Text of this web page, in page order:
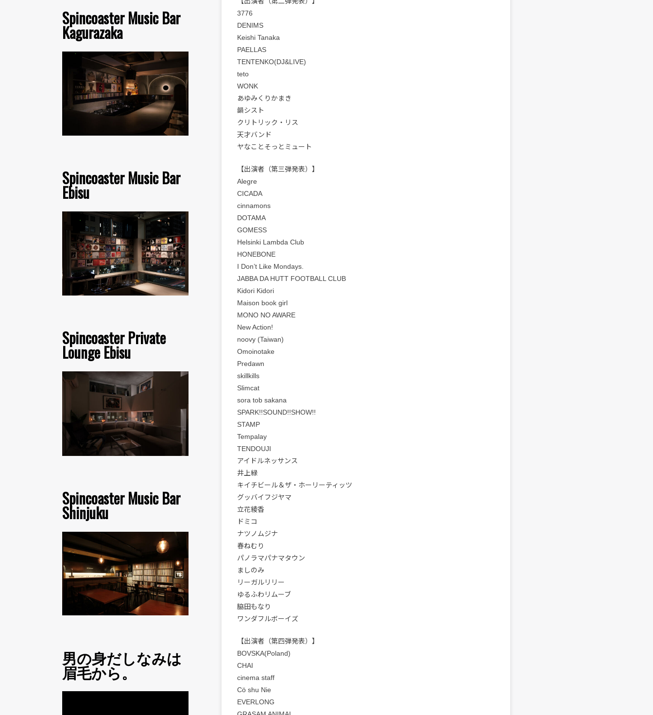
Spincoaster Music Bar
Kagurazaka
Spincoaster Music Bar
Ebisu
Spincoaster Private
Lounge Ebisu
Spincoaster Music Bar
Shinjuku
男の身だしなみは
眉毛から。
3776
DENIMS
Keishi Tanaka
PAELLAS
TENTENKO(DJ&LIVE)
teto
WONK
あゆみくりかまき
韻シスト
クリトリック・リス
天才バンド
ヤなことそっとミュート
【出演者（第三弾発表）】
Alegre
CICADA
cinnamons
DOTAMA
GOMESS
Helsinki Lambda Club
HONEBONE
I Don’t Like Mondays.
JABBA DA HUTT FOOTBALL CLUB
Kidori Kidori
Maison book girl
MONO NO AWARE
New Action!
noovy (Taiwan)
Omoinotake
Predawn
skillkills
Slimcat
sora tob sakana
SPARK!!SOUND!!SHOW!!
STAMP
Tempalay
TENDOUJI
アイドルネッサンス
井上緑
キイチビール＆ザ・ホーリーティッツ
グッバイフジヤマ
立花綾香
ドミコ
ナツノムジナ
春ねむり
パノラマパナマタウン
ましのみ
リーガルリリー
ゆるふわリムーブ
脇田もなり
ワンダフルボーイズ
【出演者（第四弾発表）】
BOVSKA(Poland)
CHAI
cinema staff
Cö shu Nie
EVERLONG